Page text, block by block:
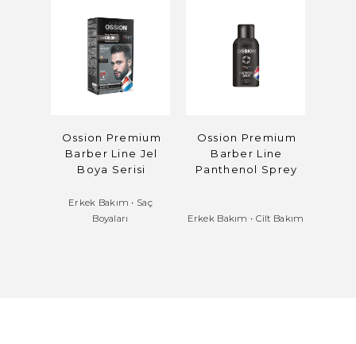
Ossion Premium
Barber Line Jel
Boya Serisi
Erkek Bakım • Saç
Boyaları
Ossion Premium
Barber Line
Panthenol Sprey
Erkek Bakım • Cilt Bakım